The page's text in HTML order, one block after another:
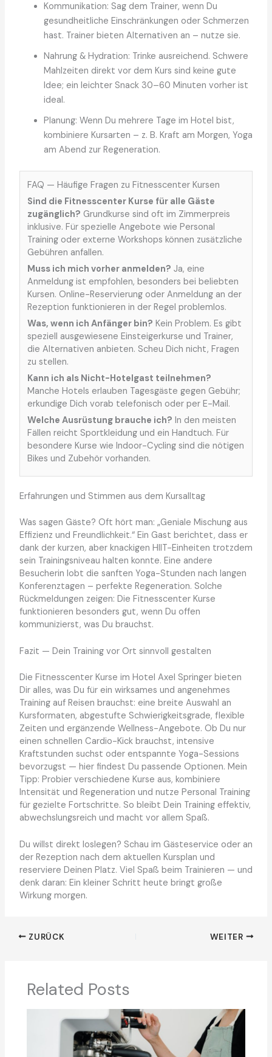
Kommunikation: Sag dem Trainer, wenn Du
gesundheitliche Einschränkungen oder Schmerzen
hast. Trainer bieten Alternativen an – nutze sie.
Nahrung & Hydration: Trinke ausreichend. Schwere
Mahlzeiten direkt vor dem Kurs sind keine gute
Idee; ein leichter Snack 30–60 Minuten vorher ist
ideal.
Planung: Wenn Du mehrere Tage im Hotel bist,
kombiniere Kursarten – z. B. Kraft am Morgen, Yoga
am Abend zur Regeneration.
FAQ — Häufige Fragen zu Fitnesscenter Kursen
Sind die Fitnesscenter Kurse für alle Gäste
zugänglich? Grundkurse sind oft im Zimmerpreis
inklusive. Für spezielle Angebote wie Personal
Training oder externe Workshops können zusätzliche
Gebühren anfallen.
Muss ich mich vorher anmelden? Ja, eine
Anmeldung ist empfohlen, besonders bei beliebten
Kursen. Online-Reservierung oder Anmeldung an der
Rezeption funktionieren in der Regel problemlos.
Was, wenn ich Anfänger bin? Kein Problem. Es gibt
speziell ausgewiesene Einsteigerkurse und Trainer,
die Alternativen anbieten. Scheu Dich nicht, Fragen
zu stellen.
Kann ich als Nicht-Hotelgast teilnehmen?
Manche Hotels erlauben Tagesgäste gegen Gebühr;
erkundige Dich vorab telefonisch oder per E-Mail.
Welche Ausrüstung brauche ich? In den meisten
Fällen reicht Sportkleidung und ein Handtuch. Für
besondere Kurse wie Indoor-Cycling sind die nötigen
Bikes und Zubehör vorhanden.
Erfahrungen und Stimmen aus dem Kursalltag
Was sagen Gäste? Oft hört man: „Geniale Mischung aus
Effizienz und Freundlichkeit.“ Ein Gast berichtet, dass er
dank der kurzen, aber knackigen HIIT-Einheiten trotzdem
sein Trainingsniveau halten konnte. Eine andere
Besucherin lobt die sanften Yoga-Stunden nach langen
Konferenztagen – perfekte Regeneration. Solche
Rückmeldungen zeigen: Die Fitnesscenter Kurse
funktionieren besonders gut, wenn Du offen
kommunizierst, was Du brauchst.
Fazit — Dein Training vor Ort sinnvoll gestalten
Die Fitnesscenter Kurse im Hotel Axel Springer bieten
Dir alles, was Du für ein wirksames und angenehmes
Training auf Reisen brauchst: eine breite Auswahl an
Kursformaten, abgestufte Schwierigkeitsgrade, flexible
Zeiten und ergänzende Wellness-Angebote. Ob Du nur
einen schnellen Cardio-Kick brauchst, intensive
Kraftstunden suchst oder entspannte Yoga-Sessions
bevorzugst — hier findest Du passende Optionen. Mein
Tipp: Probier verschiedene Kurse aus, kombiniere
Intensität und Regeneration und nutze Personal Training
für gezielte Fortschritte. So bleibt Dein Training effektiv,
abwechslungsreich und macht vor allem Spaß.
Du willst direkt loslegen? Schau im Gästeservice oder an
der Rezeption nach dem aktuellen Kursplan und
reserviere Deinen Platz. Viel Spaß beim Trainieren — und
denk daran: Ein kleiner Schritt heute bringt große
Wirkung morgen.
ZURÜCK WEITER
Related Posts